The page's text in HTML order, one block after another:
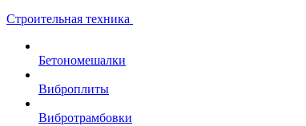
Строительная техника
Бетономешалки
Виброплиты
Вибротрамбовки